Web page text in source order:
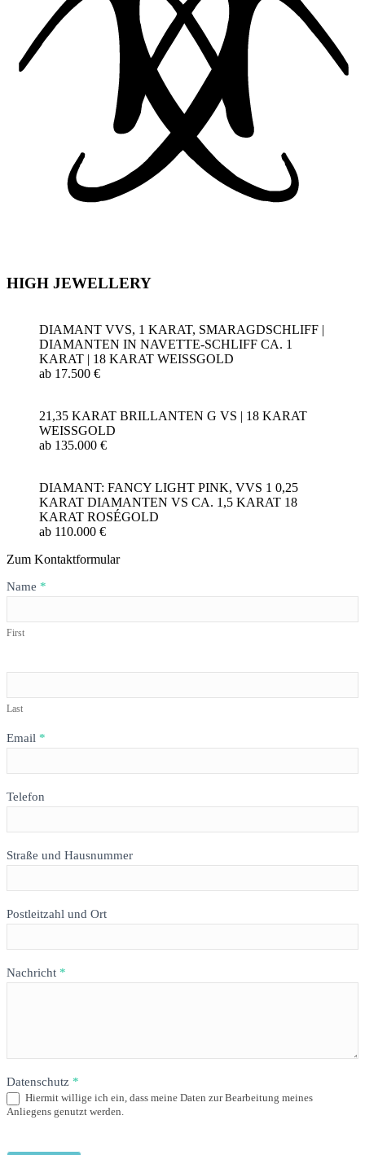
HIGH JEWELLERY
DIAMANT VVS, 1 KARAT, SMARAGDSCHLIFF |
DIAMANTEN IN NAVETTE-SCHLIFF CA. 1
KARAT | 18 KARAT WEISSGOLD
ab 17.500 €
21,35 KARAT BRILLANTEN G VS | 18 KARAT
WEISSGOLD
ab 135.000 €
DIAMANT: FANCY LIGHT PINK, VVS 1 0,25
KARAT DIAMANTEN VS CA. 1,5 KARAT 18
KARAT ROSÉGOLD
ab 110.000 €
Zum Kontaktformular
Formular
HIGH
Name *
First
Last
Email *
Telefon
Straße und Hausnummer
Postleitzahl und Ort
Nachricht *
Datenschutz *
Hiermit willige ich ein, dass meine Daten zur Bearbeitung meines
Anliegens genutzt werden.